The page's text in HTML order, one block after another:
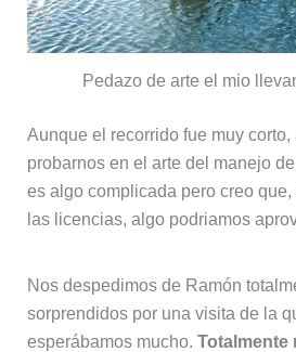
Pedazo de arte el mio
Aunque el recorrido fue muy
probarnos en el arte del manejo
es algo complicada pero creo
las licencias, algo podriamos
Nos despedimos de Ramón
sorprendidos por una visita de la
esperábamos mucho. Totalmente